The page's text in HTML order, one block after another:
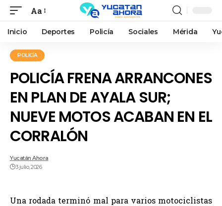
Aa
Inicio Deportes Policía Sociales Mérida
POLICÍA
POLICÍA FRENA ARRANCONES
EN PLAN DE AYALA SUR;
NUEVE MOTOS ACABAN EN EL
CORRALÓN
Yucatán Ahora
3 julio, 2026
Una rodada terminó mal para varios motociclistas